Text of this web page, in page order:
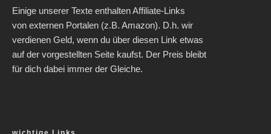
Einige unserer Texte enthalten Affiliate-Links
von externen Portalen (z.B. Amazon). D.h. wir
verdienen Geld, wenn du über diesen Link etwas
auf der vorgestellten Seite kaufst. Der Preis bleibt
für dich dabei immer der Gleiche.